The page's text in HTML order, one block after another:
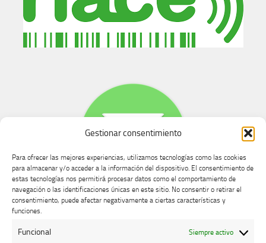
Gestionar consentimiento
Para ofrecer las mejores experiencias, utilizamos tecnologías como las cookies
para almacenar y/o acceder a la información del dispositivo. El consentimiento de
estas tecnologías nos permitirá procesar datos como el comportamiento de
navegación o las identificaciones únicas en este sitio. No consentir o retirar el
consentimiento, puede afectar negativamente a ciertas características y
funciones.
Funcional Siempre activo
Buzón de dudas, quejas y sugerencias